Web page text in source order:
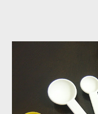
含量超標的跡象。 此外在
能引起生物鹼含量倍增，
毫克生物鹼)的三倍。 (書